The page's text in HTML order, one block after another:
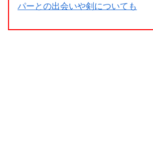
パーとの出会いや剣についても